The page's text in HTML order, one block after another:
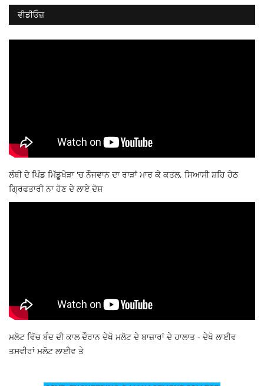
ਵੀਡੀਓਜ਼
ਲੰਬੀ ਦੇ ਪਿੰਡ ਮਿੱਡੂਖੇੜਾ 'ਚ ਨੌਜਵਾਨ ਦਾ ਰਾੜਾਂ ਮਾਰ ਕੇ ਕਤਲ, ਸਿਆਸੀ ਸ਼ਹਿ ਹੇਠ
ਗ੍ਰਿਫਤਾਰੀ ਨਾ ਹੋਣ ਦੇ ਲਾਏ ਦੋਸ਼
ਮਲੋਟ ਵਿੱਚ ਬੰਦ ਦੀ ਕਾਲ ਦੌਰਾਨ ਦੇਖੋ ਮਲੋਟ ਦੇ ਬਾਜ਼ਾਰਾਂ ਦੇ ਹਾਲਾਤ - ਦੇਖੋ ਲਾਈਵ
ਤਸਵੀਰਾਂ ਮਲੋਟ ਲਾਈਵ ਤੇ